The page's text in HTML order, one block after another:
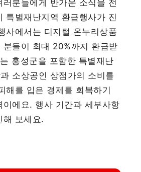
분들에게 반가운 소식을 전
특별재난지역 환급행사가 진
사에서는 디지털 온누리상품
분들이 최대 20%까지 환급받
홍성군을 포함한 특별재난
소상공인 상점가의 소비를
해를 입은 경제를 회복하기
이에요. 행사 기간과 세부사항
해 보세요.